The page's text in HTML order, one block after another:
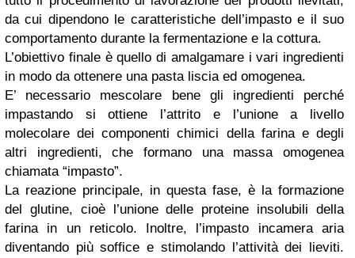
da cui dipendono le caratteristiche dell’impasto e il suo
comportamento durante la fermentazione e la cottura.
L’obiettivo finale è quello di amalgamare i vari ingredienti
in modo da ottenere una pasta liscia ed omogenea.
E’ necessario mescolare bene gli ingredienti perché
impastando si ottiene l’attrito e l’unione a livello
molecolare dei componenti chimici della farina e degli
altri ingredienti, che formano una massa omogenea
chiamata “impasto”.
La reazione principale, in questa fase, è la formazione
del glutine, cioè l’unione delle proteine insolubili della
farina in un reticolo. Inoltre, l’impasto incamera aria
diventando più soffice e stimolando l’attività dei lieviti.